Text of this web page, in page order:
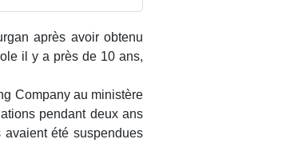
après avoir obtenu
il y a près de 10 ans,
Company au ministère
pendant deux ans
été suspendues